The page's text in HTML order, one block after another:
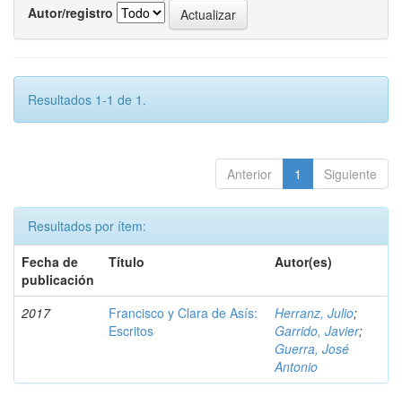
Autor/registro
Resultados 1-1 de 1.
Anterior 1 Siguiente
Resultados por ítem:
Fecha de
publicación
Título Autor(es)
2017
Francisco y Clara de Asís:
Escritos
Herranz, Julio;
Garrido, Javier;
Guerra, José
Antonio